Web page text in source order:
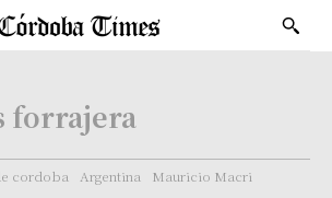
forrajera
cordoba Argentina
Mauricio Macri